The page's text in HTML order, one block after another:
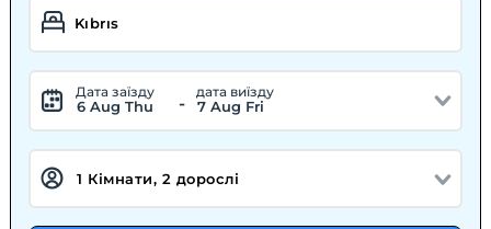
Дата заїзду
6 Aug Thu -
дата виїзду
7 Aug Fri